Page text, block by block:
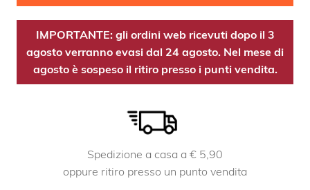
IMPORTANTE: gli ordini web ricevuti dopo il 3
agosto verranno evasi dal 24 agosto. Nel mese di
agosto è sospeso il ritiro presso i punti vendita.
Spedizione a casa a € 5,90
oppure ritiro presso un punto vendita